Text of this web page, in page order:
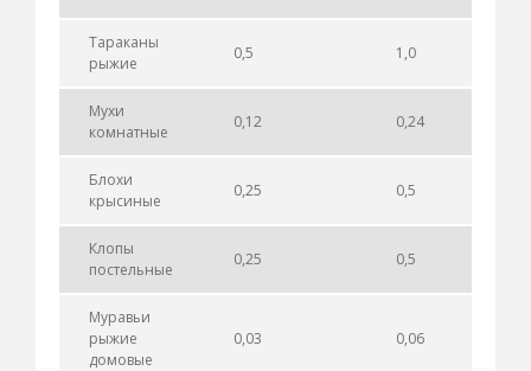
Тараканы
рыжие
0,5 1,0
Мухи
комнатные
0,12 0,24
Блохи
крысиные
0,25 0,5
Клопы
постельные
0,25 0,5
Муравьи
рыжие
домовые
0,03 0,06